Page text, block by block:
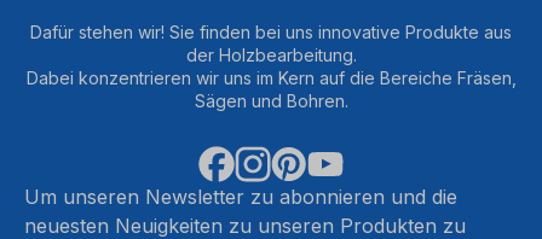
Dafür stehen wir! Sie finden bei uns innovative Produkte aus
der Holzbearbeitung.
Dabei konzentrieren wir uns im Kern auf die Bereiche Fräsen,
Sägen und Bohren.
Um unseren Newsletter zu abonnieren und die
neuesten Neuigkeiten zu unseren Produkten zu